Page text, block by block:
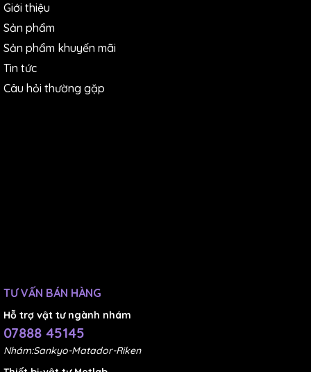
Giới thiệu
Sản phẩm
Sản phẩm khuyến mãi
Tin tức
Câu hỏi thường gặp
TƯ VẤN BÁN HÀNG
Hỗ trợ vật tư ngành nhám
07888 45145
Nhám:Sankyo-Matador-Riken